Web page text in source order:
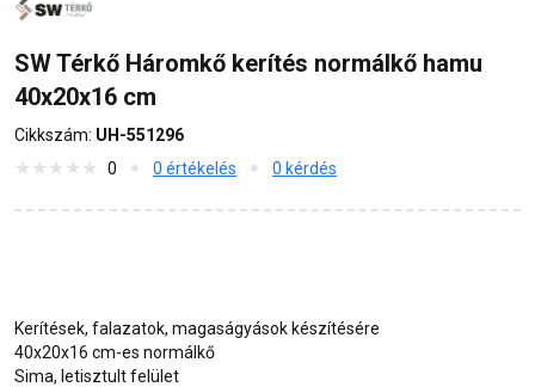
SW Térkő Háromkő kerítés normálkő hamu
40x20x16 cm
Cikkszám: UH-551296
0
0 értékelés 0 kérdés
Kerítések, falazatok, magaságyások készítésére
40x20x16 cm-es normálkő
Sima, letisztult felület